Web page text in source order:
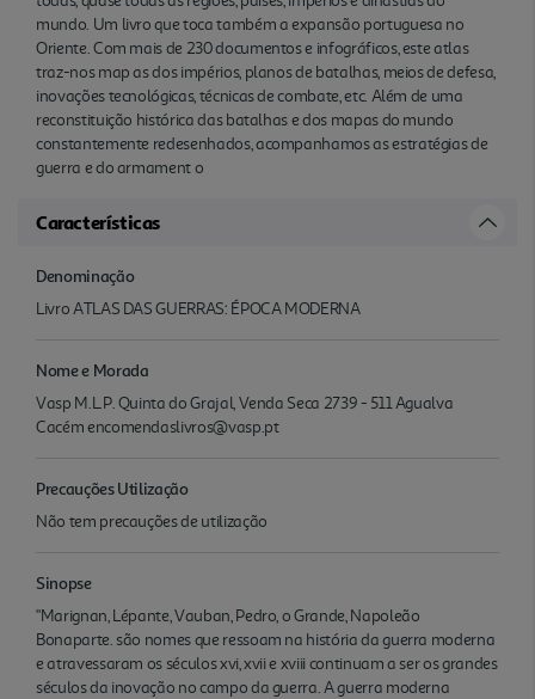
mundo. Um livro que toca também a expansão portuguesa no
Oriente. Com mais de 230 documentos e infográficos, este atlas
traz-nos map as dos impérios, planos de batalhas, meios de defesa,
inovações tecnológicas, técnicas de combate, etc. Além de uma
reconstituição histórica das batalhas e dos mapas do mundo
constantemente redesenhados, acompanhamos as estratégias de
guerra e do armament o
Características
Denominação
Livro ATLAS DAS GUERRAS: ÉPOCA MODERNA
Nome e Morada
Vasp M.L.P. Quinta do Grajal, Venda Seca 2739 - 511 Agualva
Cacém encomendaslivros@vasp.pt
Precauções Utilização
Não tem precauções de utilização
Sinopse
"Marignan, Lépante, Vauban, Pedro, o Grande, Napoleão
Bonaparte. são nomes que ressoam na história da guerra moderna
e atravessaram os séculos xvi, xvii e xviii continuam a ser os grandes
séculos da inovação no campo da guerra. A guerra moderna